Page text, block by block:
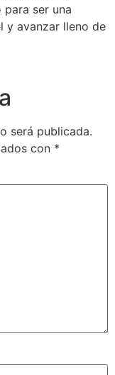
ser una
y avanzar lleno de
será publicada.
con *